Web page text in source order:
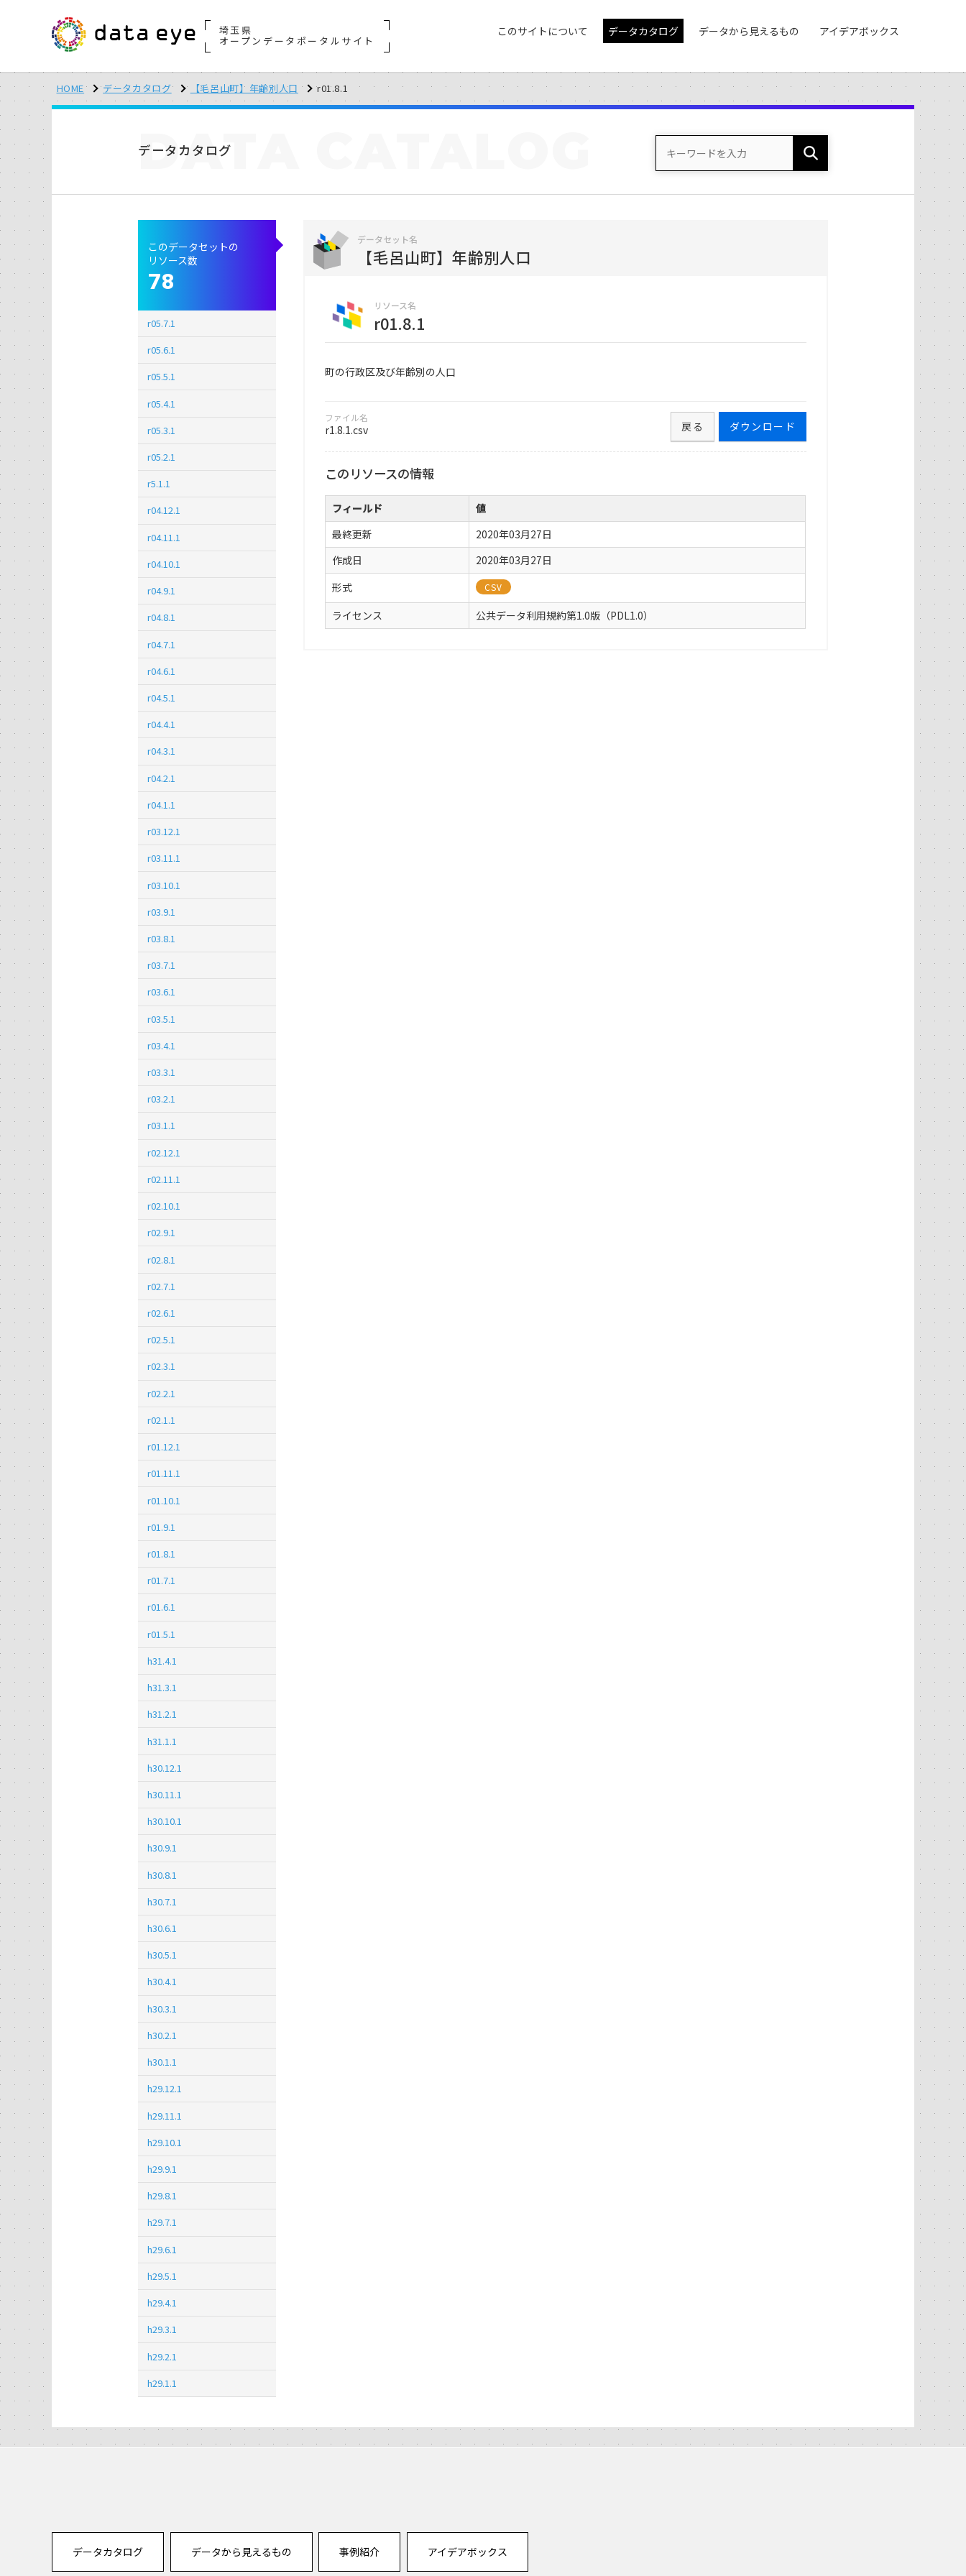
埼玉県
オープンデータポータルサイト
このサイトについて データカタログ データから見えるもの アイデアボックス
HOME データカタログ 【毛呂山町】年齢別人口 r01.8.1
データカタログ
DATA
データセット名
【毛呂山町】年齢別人口
リソース名
r01.8.1
町の行政区及び年齢別の人口
ファイル名
r1.8.1.csv ダウンロード
戻る
このリソースの情報
フィールド
値
最終更新
2020年03月27日
作成日
2020年03月27日
形式
CSV
ライセンス 公共データ利用規約第1.0版（PDL1.0）
このデータセットの
リソース数
78
r05.7.1
r05.6.1
r05.5.1
r05.4.1
r05.3.1
r05.2.1
r5.1.1
r04.12.1
r04.11.1
r04.10.1
r04.9.1
r04.8.1
r04.7.1
r04.6.1
r04.5.1
r04.4.1
r04.3.1
r04.2.1
r04.1.1
r03.12.1
r03.11.1
r03.10.1
r03.9.1
r03.8.1
r03.7.1
r03.6.1
r03.5.1
r03.4.1
r03.3.1
r03.2.1
r03.1.1
r02.12.1
r02.11.1
r02.10.1
r02.9.1
r02.8.1
r02.7.1
r02.6.1
r02.5.1
r02.3.1
r02.2.1
r02.1.1
r01.12.1
r01.11.1
r01.10.1
r01.9.1
r01.8.1
r01.7.1
r01.6.1
r01.5.1
h31.4.1
h31.3.1
h31.2.1
h31.1.1
h30.12.1
h30.11.1
h30.10.1
h30.9.1
h30.8.1
h30.7.1
h30.6.1
h30.5.1
h30.4.1
h30.3.1
h30.2.1
h30.1.1
h29.12.1
h29.11.1
h29.10.1
h29.9.1
h29.8.1
h29.7.1
h29.6.1
h29.5.1
h29.4.1
h29.3.1
h29.2.1
h29.1.1
データカタログ データから見えるもの 事例紹介 アイデアボックス